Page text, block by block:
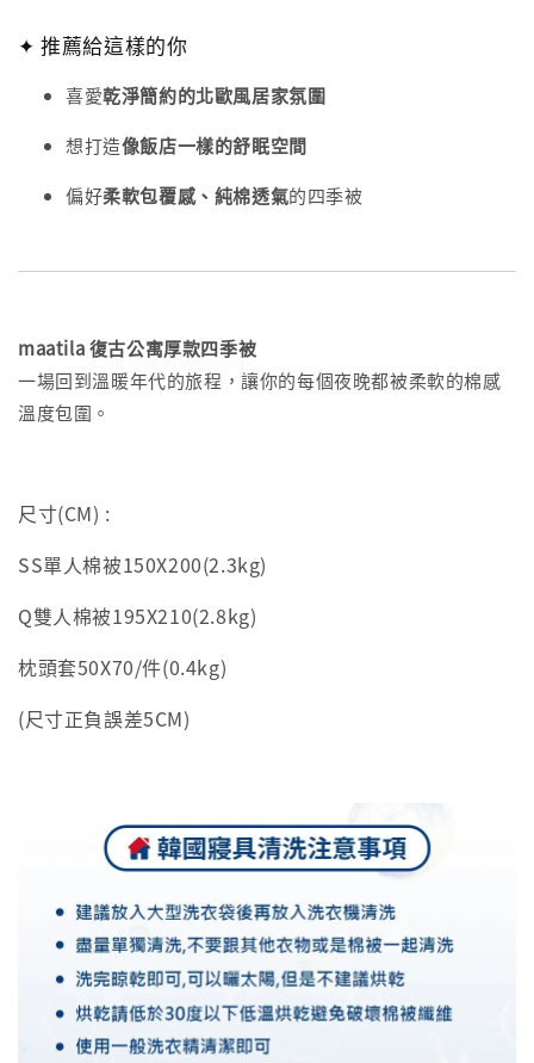
✦ 推薦給這樣的你
喜愛乾淨簡約的北歐風居家氛圍
想打造像飯店一樣的舒眠空間
偏好柔軟包覆感、純棉透氣的四季被
maatila 復古公寓厚款四季被
一場回到溫暖年代的旅程，讓你的每個夜晚都被柔軟的棉感
溫度包圍。
尺寸(CM) :
SS單人棉被150X200(2.3kg)
Q雙人棉被195X210(2.8kg)
枕頭套50X70/件(0.4kg)
(尺寸正負誤差5CM)